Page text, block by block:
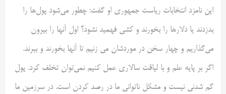
این نامزد انتخابات ریاست جمهوری او گفت: چطور می‌شود پول‌ها را
بدزدند یا دلارها را بخورند و کشی فهمید نشود؟ اول آنها را بیرون
می‌گذاریم و چهار سخن در موردشان می زنیم تا آنها بخورند و ببرند.
اگر بر پایه علم و با لیاقت سالاری عمل کنیم نمی‌توان تخلف کرد. پول
گم شدنی نیست و مشکل ناتوانی ما در رصد کردن است. در سرزمین ما